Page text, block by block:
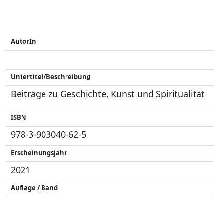
AutorIn
Untertitel/Beschreibung
Beiträge zu Geschichte, Kunst und Spiritualität
ISBN
978-3-903040-62-5
Erscheinungsjahr
2021
Auflage / Band